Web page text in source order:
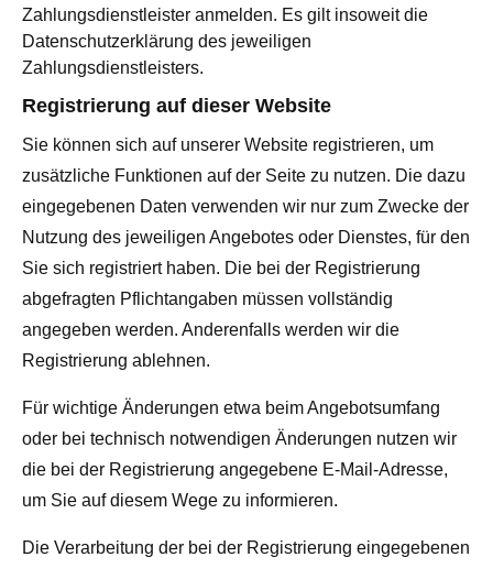
Zahlungsdienstleister anmelden. Es gilt insoweit die
Datenschutzerklärung des jeweiligen
Zahlungsdienstleisters.
Registrierung auf dieser Website
Sie können sich auf unserer Website registrieren, um
zusätzliche Funktionen auf der Seite zu nutzen. Die dazu
eingegebenen Daten verwenden wir nur zum Zwecke der
Nutzung des jeweiligen Angebotes oder Dienstes, für den
Sie sich registriert haben. Die bei der Registrierung
abgefragten Pflichtangaben müssen vollständig
angegeben werden. Anderenfalls werden wir die
Registrierung ablehnen.
Für wichtige Änderungen etwa beim Angebotsumfang
oder bei technisch notwendigen Änderungen nutzen wir
die bei der Registrierung angegebene E-Mail-Adresse,
um Sie auf diesem Wege zu informieren.
Die Verarbeitung der bei der Registrierung eingegebenen